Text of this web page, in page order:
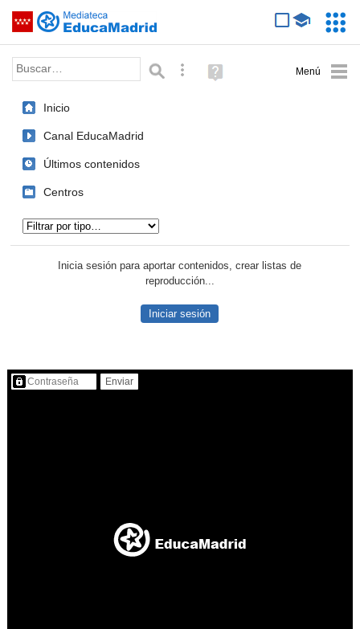
Saltar navegación
Palabra o frase: Búsqueda avanzada
Ayuda
(en
Inicio
Canal EducaMadrid
Últimos contenidos
Centros
Inicia sesión para aportar contenidos, crear listas de
reproducción...
Iniciar sesión
Contenido protegido…